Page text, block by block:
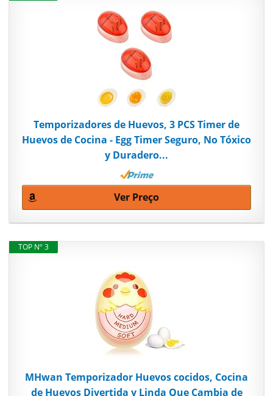
Temporizadores de Huevos, 3 PCS Timer de
Huevos de Cocina - Egg Timer Seguro, No Tóxico
y Duradero...
Ver Preço
TOP Nº 3
MHwan Temporizador Huevos cocidos, Cocina
de Huevos Divertida y Linda Que Cambia de